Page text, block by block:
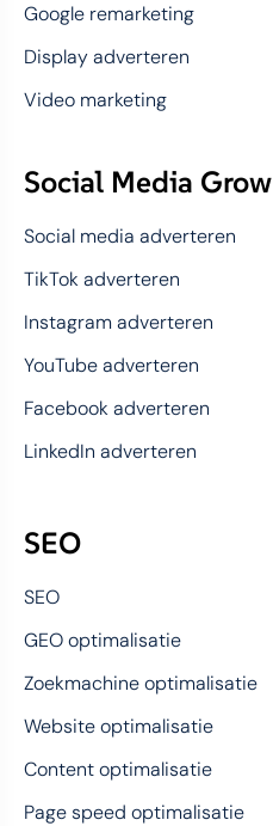
Google remarketing
Display adverteren
Video marketing
Social Media Grow
Social media adverteren
TikTok adverteren
Instagram adverteren
YouTube adverteren
Facebook adverteren
LinkedIn adverteren
SEO
SEO
GEO optimalisatie
Zoekmachine optimalisatie
Website optimalisatie
Content optimalisatie
Page speed optimalisatie